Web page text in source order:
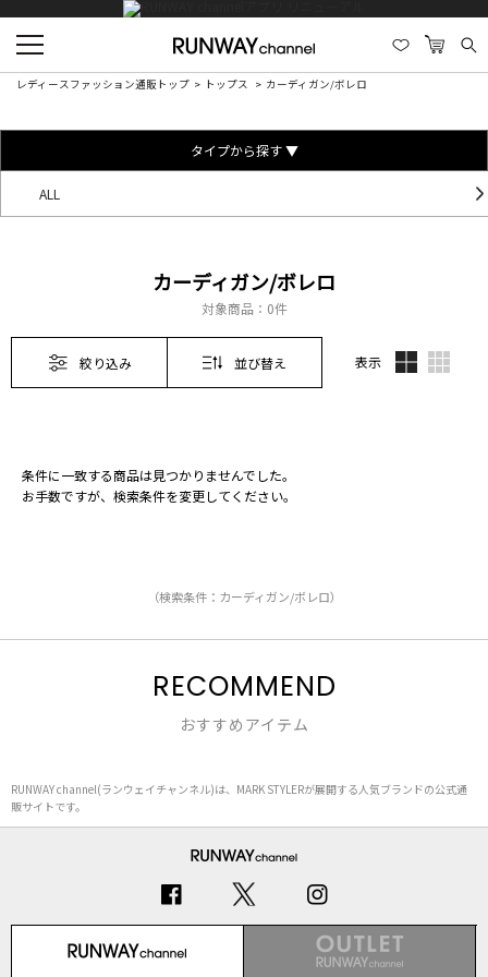
レディースファッション通販トップ トップス カーディガン/ボレロ
タイプから探す ▼
ALL
カーディガン/ボレロ
対象商品： 0件
絞り込み 並び替え 表示
条件に一致する商品は見つかりませんでした。
お手数ですが、検索条件を変更してください。
（検索条件：カーディガン/ボレロ）
RECOMMEND
おすすめアイテム
RUNWAY channel(ランウェイチャンネル)は、MARK STYLERが展開する人気ブランドの公式通
販サイトです。